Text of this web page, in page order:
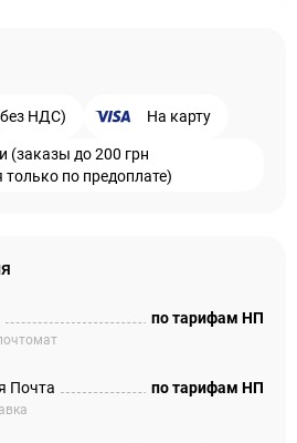
НДС) На карту
(заказы до 200 грн
по предоплате)
по тарифам НП
Почта по тарифам НП